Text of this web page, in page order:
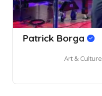
Patrick Borga
Art & Culture